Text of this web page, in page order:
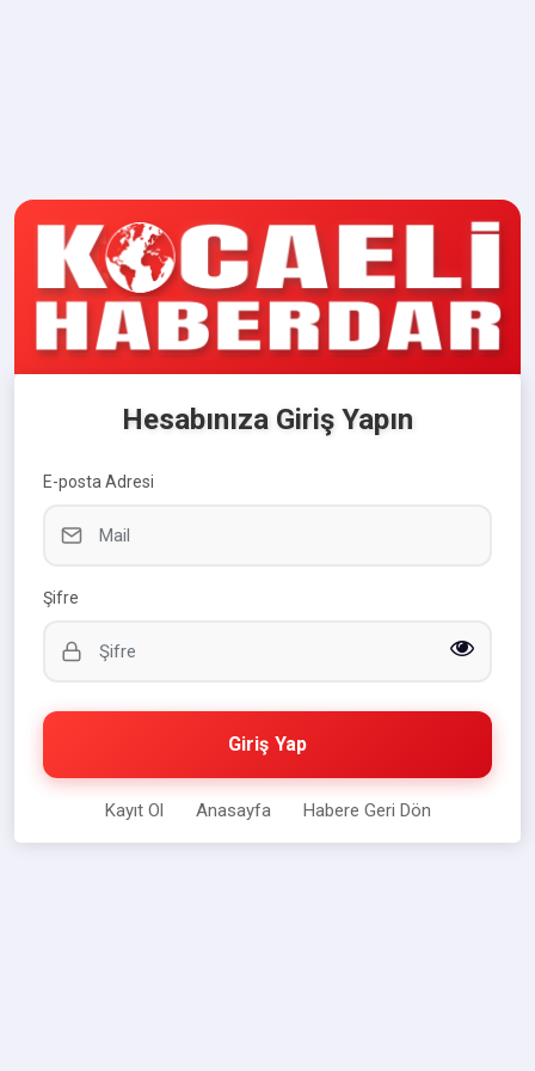
Hesabınıza Giriş Yapın
E-posta Adresi
Şifre
Giriş Yap
Kayıt Ol Anasayfa Habere Geri Dön